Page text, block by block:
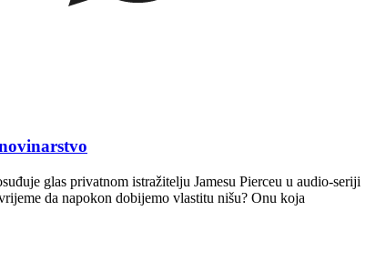
glas privatnom istražitelju Jamesu Pierceu u audio-seriji
da napokon dobijemo vlastitu nišu? Onu koja